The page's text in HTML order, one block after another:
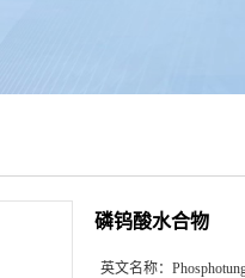
磷钨酸水合物
英文名称：